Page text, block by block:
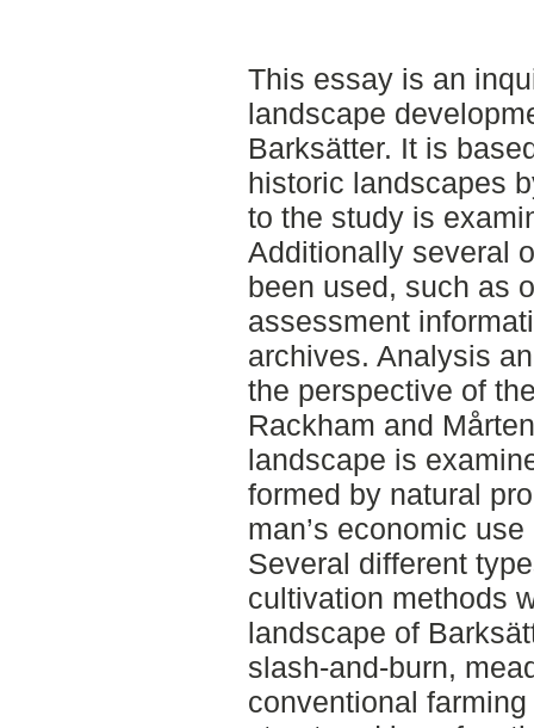
This essay is an
landscape
Barksätter. It is
historic landscapes
to the study is
Additionally several
been used, such as
assessment
archives. Analysis
the perspective of
Rackham and
landscape is
formed by natural
man’s economic
Several different
cultivation methods
landscape of
slash-and-burn,
conventional